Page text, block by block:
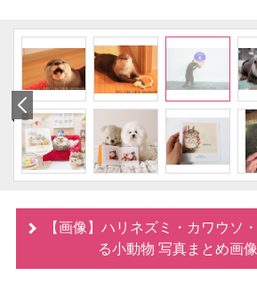
【画像】ハリネズミ・カワウソ
る小動物 写真まとめ画